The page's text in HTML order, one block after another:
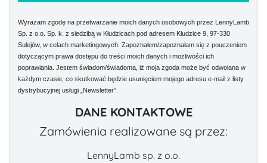
Wyrażam zgodę na przetwarzanie moich danych osobowych przez LennyLamb
Sp. z o.o. Sp. k. z siedzibą w Kłudzicach pod adresem Kłudzice 9, 97-330
Sulejów, w celach marketingowych. Zapoznałem/zapoznałam się z pouczeniem
dotyczącym prawa dostępu do treści moich danych i możliwości ich
poprawiania. Jestem świadom/świadoma, iż moja zgoda może być odwołana w
każdym czasie, co skutkować będzie usunięciem mojego adresu e-mail z listy
dystrybucyjnej usługi „Newsletter”.
DANE KONTAKTOWE
Zamówienia realizowane są przez:
LennyLamb sp. z o.o.